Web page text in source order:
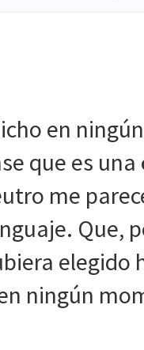
en
que es una
me
Que,
ningún